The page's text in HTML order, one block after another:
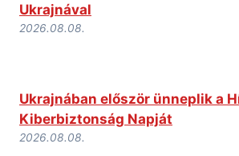
Ukrajnával
2026.08.08.
Ukrajnában először ünneplik a
Kiberbiztonság Napját
2026.08.08.